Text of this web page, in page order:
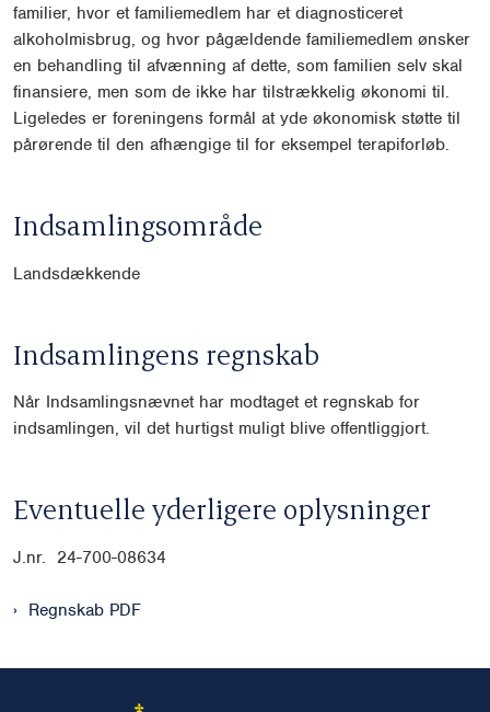
familier, hvor et familiemedlem har et diagnosticeret
alkoholmisbrug, og hvor pågældende familiemedlem ønsker
en behandling til afvænning af dette, som familien selv skal
finansiere, men som de ikke har tilstrækkelig økonomi til.
Ligeledes er foreningens formål at yde økonomisk støtte til
pårørende til den afhængige til for eksempel terapiforløb.
Indsamlingsområde
Landsdækkende
Indsamlingens regnskab
Når Indsamlingsnævnet har modtaget et regnskab for
indsamlingen, vil det hurtigst muligt blive offentliggjort.
Eventuelle yderligere oplysninger
J.nr. 24-700-08634
Regnskab PDF